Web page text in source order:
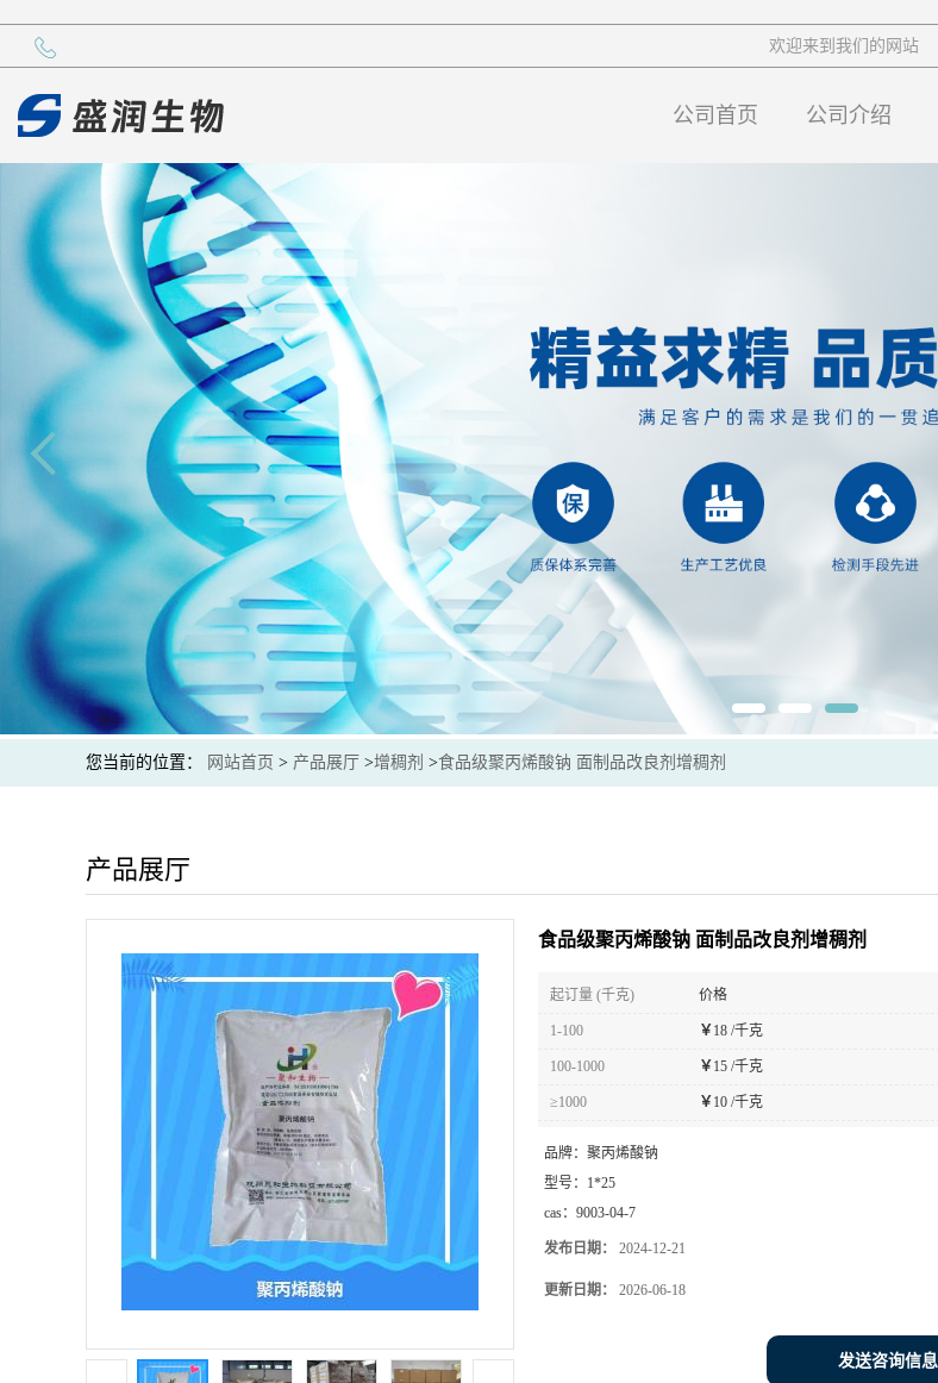
欢迎来到我们的网站
公司首页 公司介绍
您当前的位置： 网站首页 > 产品展厅 >增稠剂 >食品级聚丙烯酸钠 面制品改良剂增稠剂
产品展厅
食品级聚丙烯酸钠 面制品改良剂增稠剂
起订量 (千克) 价格
1-100 ￥18 /千克
100-1000 ￥15 /千克
≥1000 ￥10 /千克
品牌： 聚丙烯酸钠
型号： 1*25
cas： 9003-04-7
发布日期： 2024-12-21
更新日期： 2026-06-18
发送咨询信息